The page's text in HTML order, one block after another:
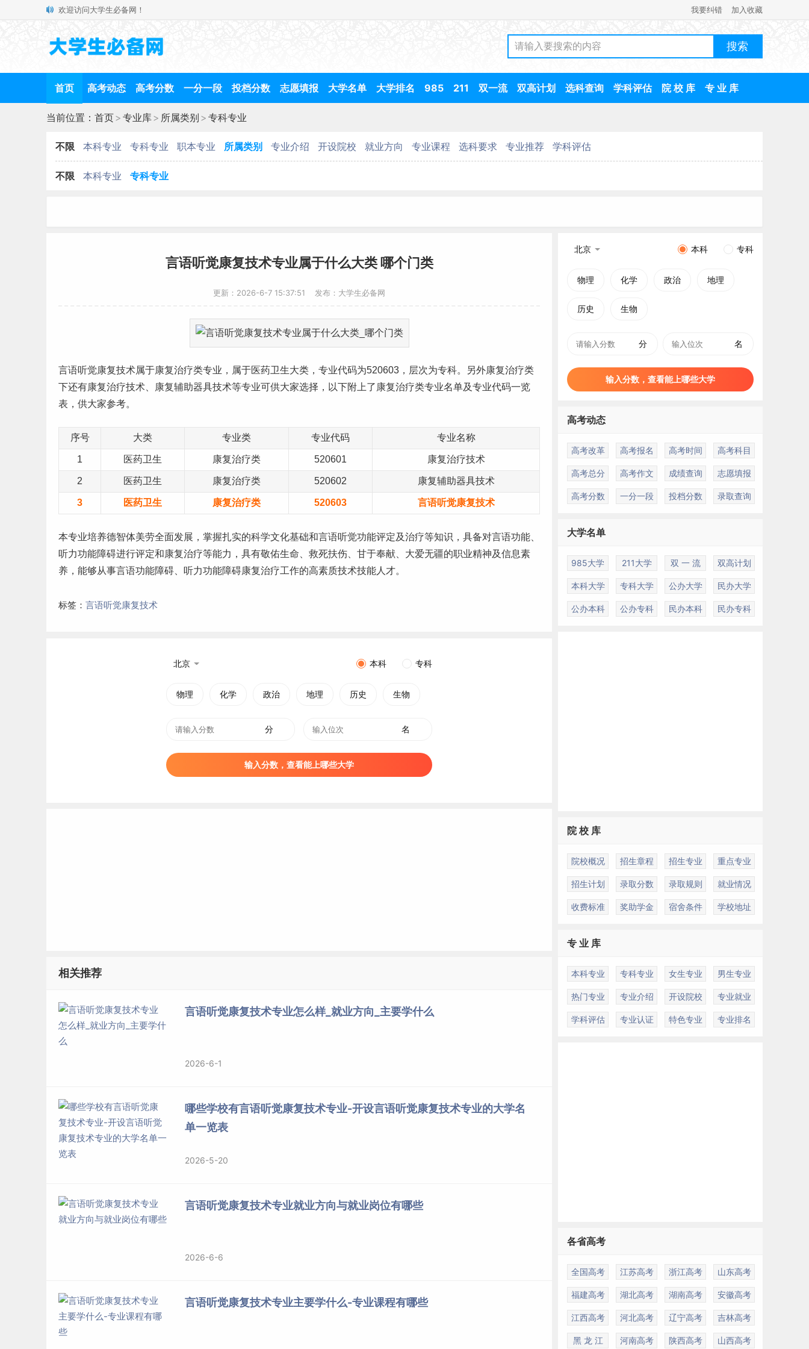
欢迎访问大学生必备网！ 我要纠错 加入收藏
首页 高考动态 高考分数 一分一段 投档分数 志愿填报 大学名单 大学排名 985 211 双一流 双高计划 选科查询 学科评估 院 校 库 专 业 库
当前位置： 首页> 专业库> 所属类别 > 专科专业
不限 本科专业 专科专业 职本专业 所属类别 专业介绍 开设院校 就业方向 专业课程 选科要求 专业推荐 学科评估
不限 本科专业 专科专业
言语听觉康复技术专业属于什么大类 哪个门类
更新：2026-6-7 15:37:51 发布：大学生必备网
言语听觉康复技术属于康复治疗类专业，属于医药卫生大类，专业代码为520603，层次为专科。另外康复治疗类
下还有康复治疗技术、康复辅助器具技术等专业可供大家选择，以下附上了康复治疗类专业名单及专业代码一览
表，供大家参考。
序号 大类 专业类 专业代码 专业名称
1 医药卫生 康复治疗类 520601 康复治疗技术
2 医药卫生 康复治疗类 520602 康复辅助器具技术
3 医药卫生 康复治疗类 520603 言语听觉康复技术
本专业培养德智体美劳全面发展，掌握扎实的科学文化基础和言语听觉功能评定及治疗等知识，具备对言语功能、
听力功能障碍进行评定和康复治疗等能力，具有敬佑生命、救死扶伤、甘于奉献、大爱无疆的职业精神及信息素
养，能够从事言语功能障碍、听力功能障碍康复治疗工作的高素质技术技能人才。
标签： 言语听觉康复技术
北京 本科 专科
物理 化学 政治 地理 历史 生物
分 名
输入分数，查看能上哪些大学
相关推荐
言语听觉康复技术专业怎么样_就业方向_主要学什么
2026-6-1
哪些学校有言语听觉康复技术专业-开设言语听觉康复技术专业的大学名
单一览表
2026-5-20
言语听觉康复技术专业就业方向与就业岗位有哪些
2026-6-6
言语听觉康复技术专业主要学什么-专业课程有哪些
北京 本科 专科
物理 化学 政治 地理
历史 生物
分 名
输入分数，查看能上哪些大学
高考动态
高考改革 高考报名 高考时间 高考科目
高考总分 高考作文 成绩查询 志愿填报
高考分数 一分一段 投档分数 录取查询
大学名单
985大学 211大学 双 一 流 双高计划
本科大学 专科大学 公办大学 民办大学
公办本科 公办专科 民办本科 民办专科
院 校 库
院校概况 招生章程 招生专业 重点专业
招生计划 录取分数 录取规则 就业情况
收费标准 奖助学金 宿舍条件 学校地址
专 业 库
本科专业 专科专业 女生专业 男生专业
热门专业 专业介绍 开设院校 专业就业
学科评估 专业认证 特色专业 专业排名
各省高考
全国高考 江苏高考 浙江高考 山东高考
福建高考 湖北高考 湖南高考 安徽高考
江西高考 河北高考 辽宁高考 吉林高考
黑 龙 江 河南高考 陕西高考 山西高考